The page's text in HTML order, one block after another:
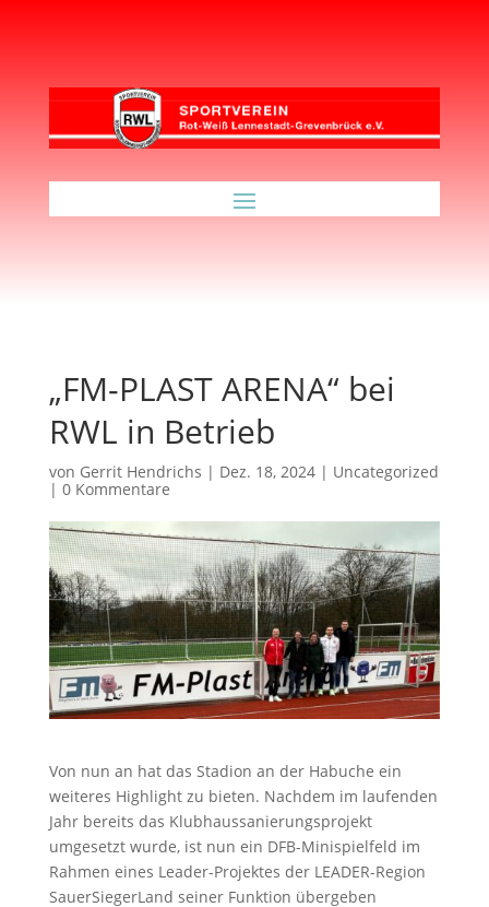
„FM-PLAST ARENA“ bei
RWL in Betrieb
von Gerrit Hendrichs | Dez. 18, 2024| Uncategorized
| 0 Kommentare
Von nun an hat das Stadion an der Habuche ein
weiteres Highlight zu bieten. Nachdem im laufenden
Jahr bereits das Klubhaussanierungsprojekt
umgesetzt wurde, ist nun ein DFB-Minispielfeld im
Rahmen eines Leader-Projektes der LEADER-Region
SauerSiegerLand seiner Funktion übergeben